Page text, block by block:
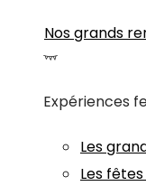
Nos grands
Expériences
Les
Les